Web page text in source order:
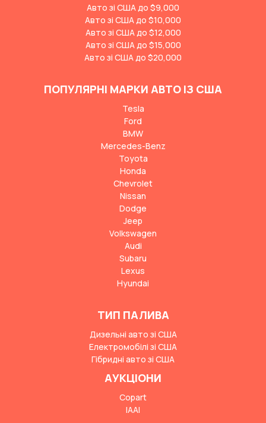
Авто зі США до $9,000
Авто зі США до $10,000
Авто зі США до $12,000
Авто зі США до $15,000
Авто зі США до $20,000
ПОПУЛЯРНІ МАРКИ АВТО ІЗ США
Tesla
Ford
BMW
Mercedes-Benz
Toyota
Honda
Chevrolet
Nissan
Dodge
Jeep
Volkswagen
Audi
Subaru
Lexus
Hyundai
ТИП ПАЛИВА
Дизельні авто зі США
Електромобілі зі США
Гібридні авто зі США
АУКЦІОНИ
Copart
IAAI